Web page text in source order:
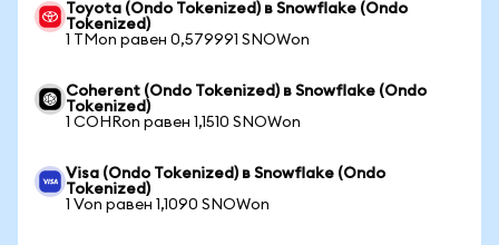
Toyota (Ondo Tokenized) в Snowflake (Ondo
Tokenized)
1 TMon равен 0,579991 SNOWon
Coherent (Ondo Tokenized) в Snowflake (Ondo
Tokenized)
1 COHRon равен 1,1510 SNOWon
Visa (Ondo Tokenized) в Snowflake (Ondo
Tokenized)
1 Von равен 1,1090 SNOWon